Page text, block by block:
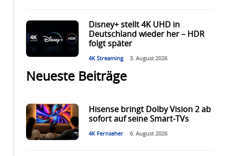
Disney+ stellt 4K UHD in
Deutschland wieder her – HDR
folgt später
4K Streaming 3. August 2026
Neueste Beiträge
Hisense bringt Dolby Vision 2 ab
sofort auf seine Smart-TVs
4K Fernseher 6. August 2026